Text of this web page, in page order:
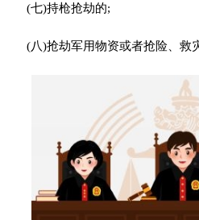
(七)持枪抢劫的;
(八)抢劫军用物资或者抢险、救